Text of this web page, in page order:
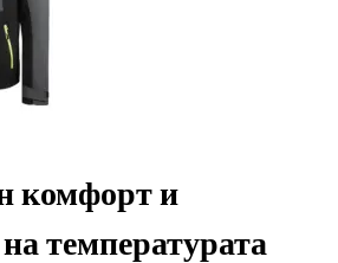
комфорт и
температурата